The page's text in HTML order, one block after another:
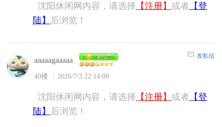
沈阳休闲网内容，请选择 【注册】 或者 【登
陆】
后浏览！
aaaaagaaaaa
40楼 2026/7/3 22:14:00
发私信
沈阳休闲网内容，请选择 【注册】 或者 【登
陆】
后浏览！